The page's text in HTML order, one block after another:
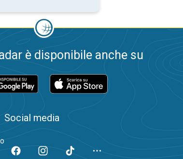
è disponibile anche su
Social media